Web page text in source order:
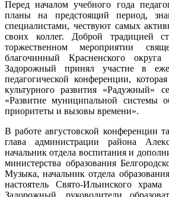
Перед началом учебного года
планы на предстоящий период,
специалистами, чествуют самых
своих коллег. Доброй традицией
торжественном мероприятии
благочинный Красненского округа
Задорожный принял участие в
педагогической конференции,
культурного развития «Радужный»
«Развитие муниципальной системы
приоритеты и вызовы времени».
В работе августовской конференции
глава администрации района
начальник отдела воспитания и
министерства образования
Музыка, начальник отдела
настоятель Свято-Ильинского
Задорожный, руководители